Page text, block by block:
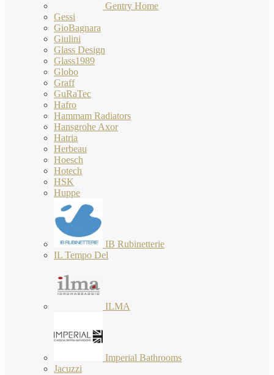
Gentry Home
Gessi
GioBagnara
Giulini
Glass Design
Glass1989
Globo
Graff
GuRaTec
Hafro
Hammam Radiators
Hansgrohe Axor
Hatria
Herbeau
Hoesch
Hotech
HSK
Huppe
IB Rubinetterie
IL Tempo Del
ILMA
Imperial Bathrooms
Jacuzzi